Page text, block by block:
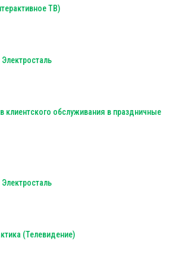
ТВ)
обслуживания в праздничные
(Телевидение)